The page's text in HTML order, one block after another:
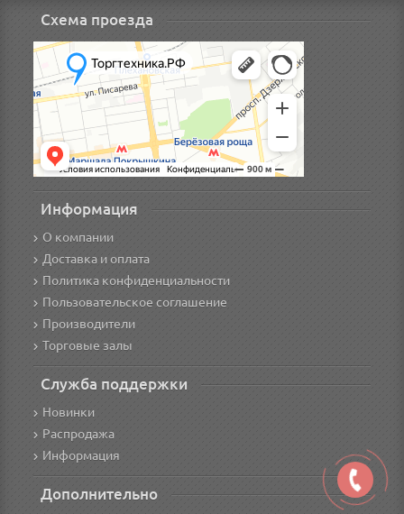
Схема проезда
Информация
О компании
Доставка и оплата
Политика конфиденциальности
Пользовательское соглашение
Производители
Торговые залы
Служба поддержки
Новинки
Распродажа
Информация
Дополнительно